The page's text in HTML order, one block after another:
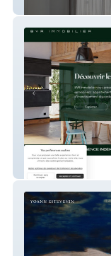
BVR Immobilier